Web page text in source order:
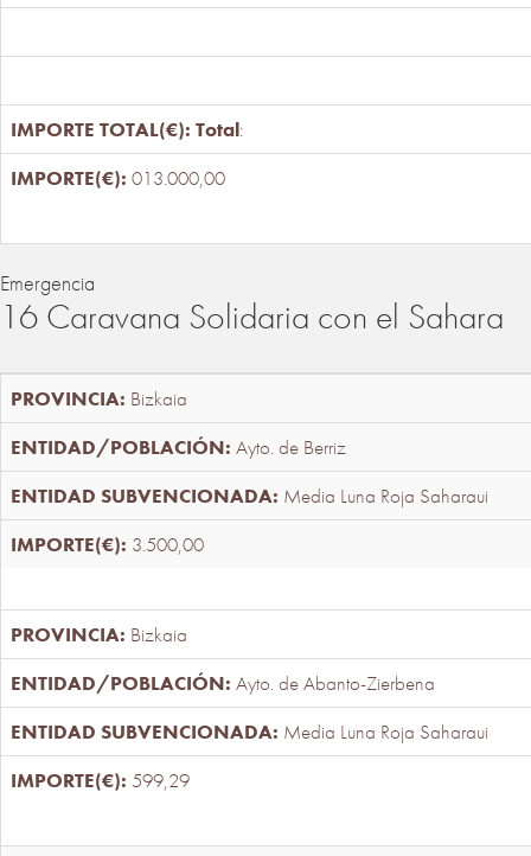
Total:
013.000,00
Emergencia
16 Caravana Solidaria con el Sahara
Bizkaia
Ayto. de Berriz
Media Luna Roja Saharaui
3.500,00
Bizkaia
Ayto. de Abanto-Zierbena
Media Luna Roja Saharaui
599,29